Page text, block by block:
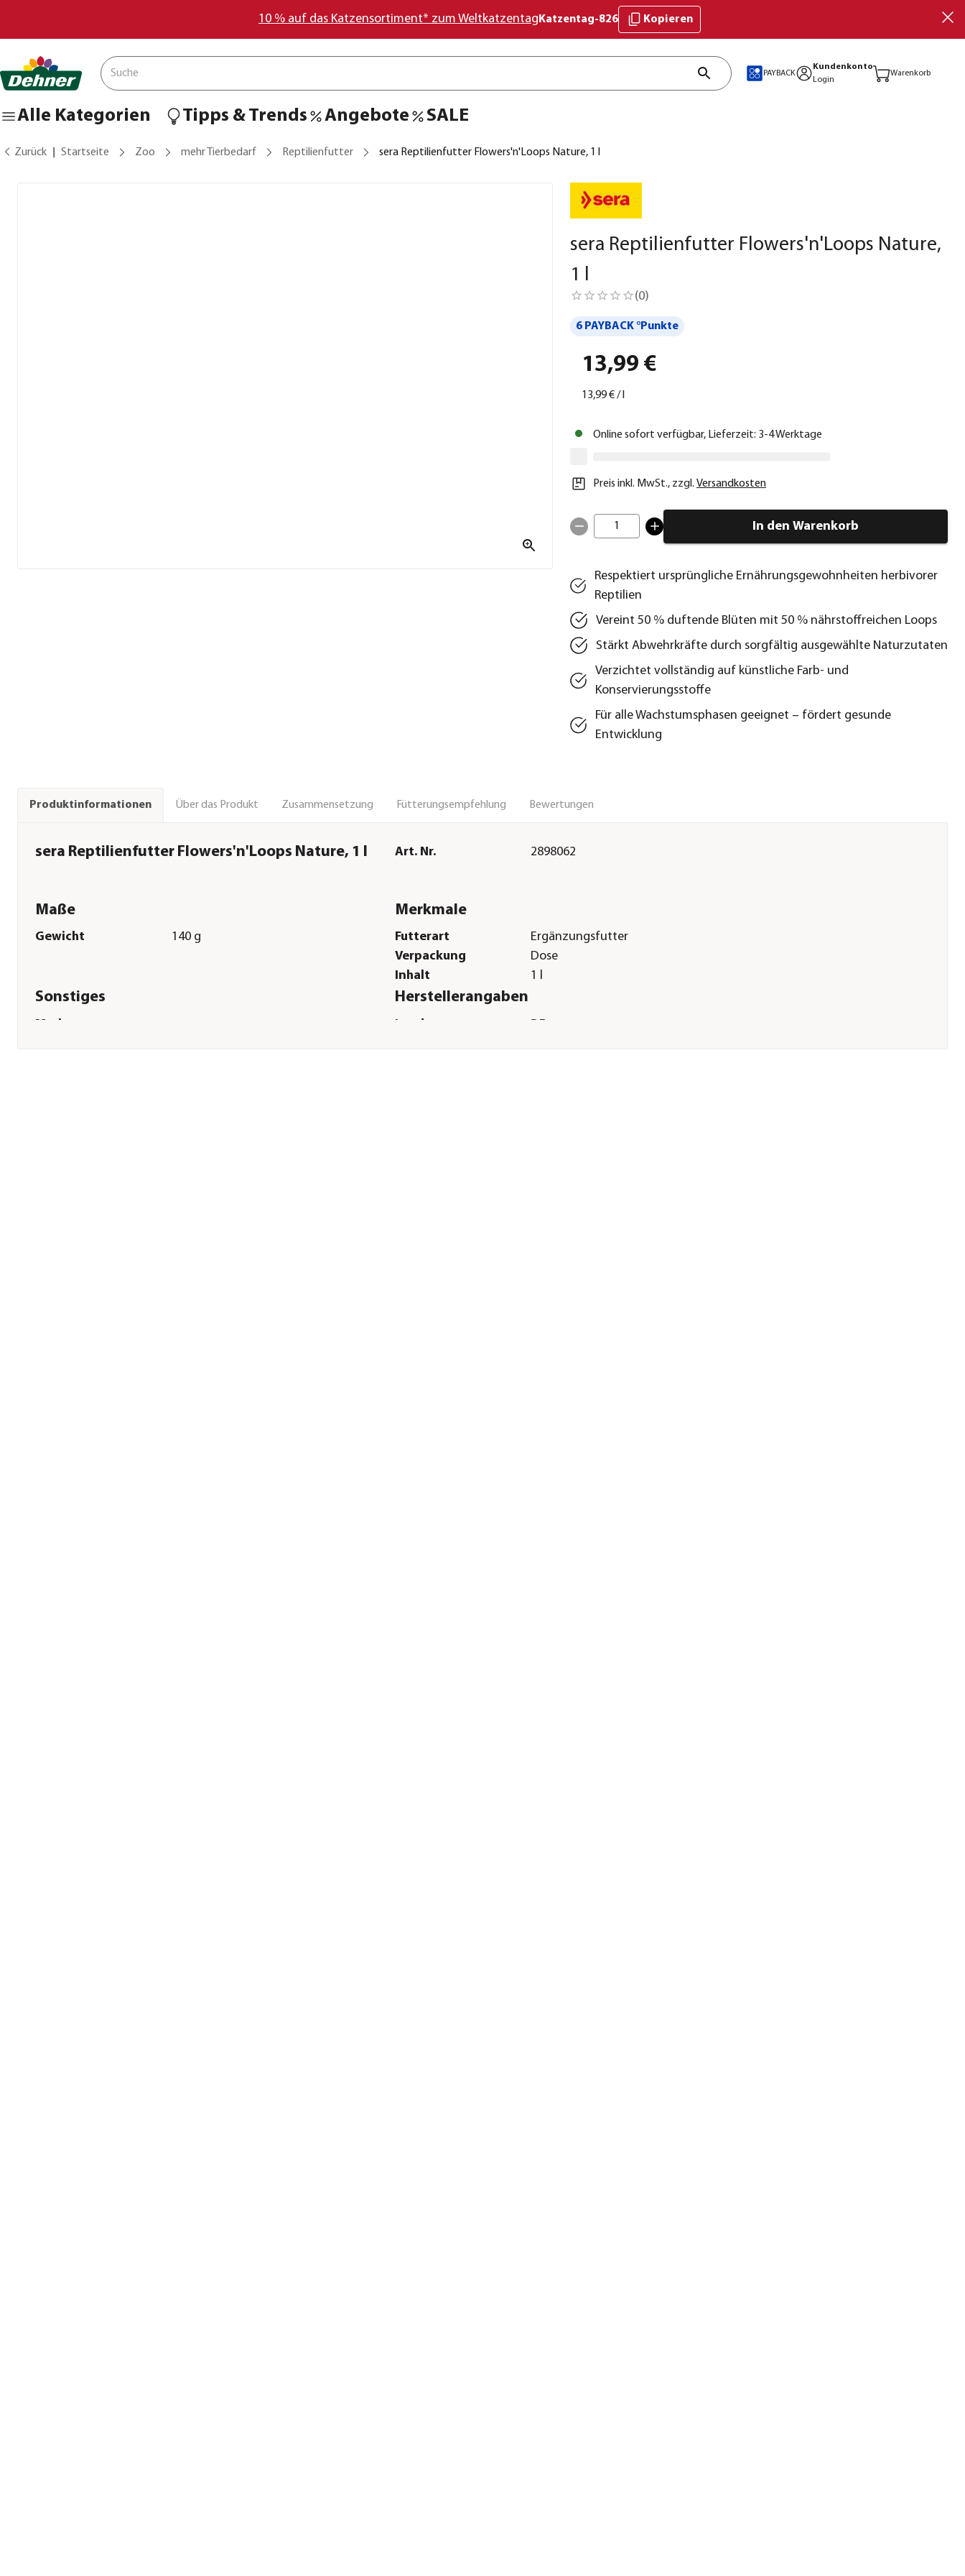
10 % auf das Katzensortiment* zum Weltkatzentag Katzentag-826 Kopieren
PAYBACK
Kundenkonto
Login
Warenkorb
Alle Kategorien Tipps & Trends Angebote SALE
Zurück Startseite Zoo mehr Tierbedarf Reptilienfutter sera Reptilienfutter Flowers'n'Loops Nature, 1 l
sera Reptilienfutter Flowers'n'Loops Nature,
1 l
(0)
6 PAYBACK °Punkte
13,99 €
13,99 €/
Online sofort verfügbar, Lieferzeit: 3-4 Werktage
Preis inkl. MwSt., zzgl. Versandkosten
1 In den Warenkorb
Respektiert ursprüngliche Ernährungsgewohnheiten herbivorer
Reptilien
Vereint 50 % duftende Blüten mit 50 % nährstoffreichen Loops
Stärkt Abwehrkräfte durch sorgfältig ausgewählte Naturzutaten
Verzichtet vollständig auf künstliche Farb- und
Konservierungsstoffe
Für alle Wachstumsphasen geeignet – fördert gesunde
Entwicklung
Produktinformationen Über das Produkt Zusammensetzung Fütterungsempfehlung Bewertungen
sera Reptilienfutter Flowers'n'Loops Nature, 1 l Art. Nr. 2898062
Maße
Gewicht 140 g
Merkmale
Futterart
Ergänzungsfutter
Verpackung
Dose
Inhalt
1 l
Sonstiges
Marke
Herstellerangaben
Land
DE